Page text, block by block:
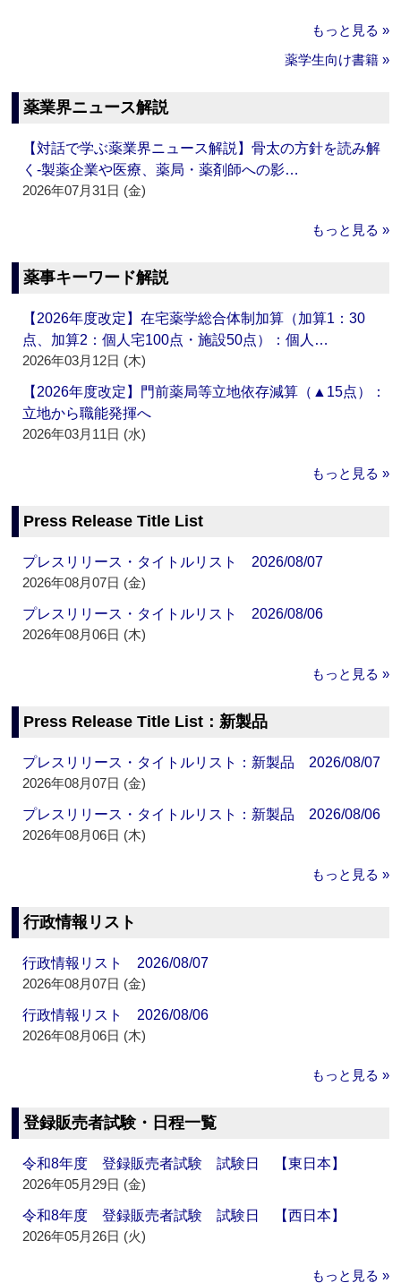
もっと見る »
薬学生向け書籍 »
薬業界ニュース解説
【対話で学ぶ薬業界ニュース解説】骨太の方針を読み解
く‐製薬企業や医療、薬局・薬剤師への影…
2026年07月31日 (金)
もっと見る »
薬事キーワード解説
【2026年度改定】在宅薬学総合体制加算（加算1：30
点、加算2：個人宅100点・施設50点）：個人…
2026年03月12日 (木)
【2026年度改定】門前薬局等立地依存減算（▲15点）：
立地から職能発揮へ
2026年03月11日 (水)
もっと見る »
Press Release Title List
プレスリリース・タイトルリスト 2026/08/07
2026年08月07日 (金)
プレスリリース・タイトルリスト 2026/08/06
2026年08月06日 (木)
もっと見る »
Press Release Title List：新製品
プレスリリース・タイトルリスト：新製品 2026/08/07
2026年08月07日 (金)
プレスリリース・タイトルリスト：新製品 2026/08/06
2026年08月06日 (木)
もっと見る »
行政情報リスト
行政情報リスト 2026/08/07
2026年08月07日 (金)
行政情報リスト 2026/08/06
2026年08月06日 (木)
もっと見る »
登録販売者試験・日程一覧
令和8年度 登録販売者試験 試験日 【東日本】
2026年05月29日 (金)
令和8年度 登録販売者試験 試験日 【西日本】
2026年05月26日 (火)
もっと見る »